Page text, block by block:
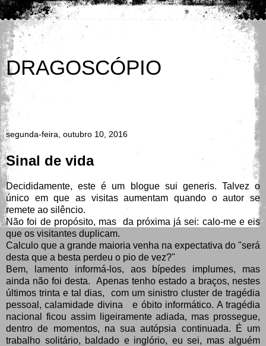
DRAGOSCÓPIO
Agora é o Caos; no princípio era apenas uma pequena
confusão
segunda-feira, outubro 10, 2016
Sinal de vida
Decididamente, este é um blogue sui generis. Talvez o
único em que as visitas aumentam quando o autor se
remete ao silêncio.
Não foi de propósito, mas da próxima já sei: calo-me e eis
que os visitantes duplicam.
Calculo que a grande maioria venha na expectativa do "será
desta que a besta perdeu o pio de vez?"
Bem, lamento informá-los, aos bípedes implumes, mas
ainda não foi desta. Apenas tenho estado a braços, nestes
últimos trinta e tal dias, com um sinistro cluster de tragédia
pessoal, calamidade divina e óbito informático. A tragédia
nacional ficou assim ligeiramente adiada, mas prossegue,
dentro de momentos, na sua autópsia continuada. É um
trabalho solitário, baldado e inglório, eu sei, mas alguém